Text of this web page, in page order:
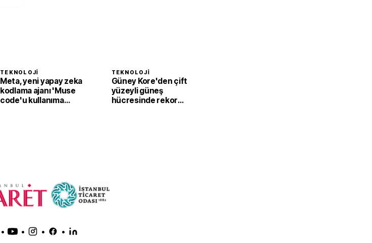
TEKNOLOJI
Meta, yeni yapay zeka
kodlama ajanı 'Muse
code'u kullanıma
TEKNOLOJI
Güney Kore'den çift
yüzeyli güneş
hücresinde rekor
• • • •